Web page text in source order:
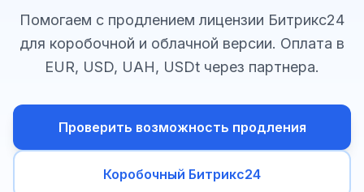
Помогаем с продлением лицензии Битрикс24
для коробочной и облачной версии. Оплата в
EUR, USD, UAH, USDt через партнера.
Проверить возможность продления
Коробочный Битрикс24